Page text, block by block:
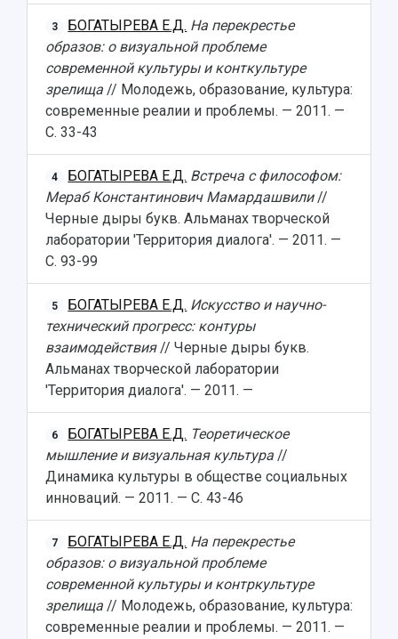
3 БОГАТЫРЕВА Е.Д. На перекрестье
образов: о визуальной проблеме
современной культуры и конткультуре
зрелища // Молодежь, образование, культура:
современные реалии и проблемы. — 2011. —
С. 33-43
4 БОГАТЫРЕВА Е.Д. Встреча с философом:
Мераб Константинович Мамардашвили//
Черные дыры букв. Альманах творческой
лаборатории 'Территория диалога'. — 2011. —
С. 93-99
5 БОГАТЫРЕВА Е.Д. Искусство и научно-
технический прогресс: контуры
взаимодействия// Черные дыры букв.
Альманах творческой лаборатории
'Территория диалога'. — 2011. —
6 БОГАТЫРЕВА Е.Д. Теоретическое
мышление и визуальная культура //
Динамика культуры в обществе социальных
инноваций. — 2011. — С. 43-46
7 БОГАТЫРЕВА Е.Д. На перекрестье
образов: о визуальной проблеме
современной культуры и контркультуре
зрелища // Молодежь, образование, культура:
современные реалии и проблемы. — 2011. —